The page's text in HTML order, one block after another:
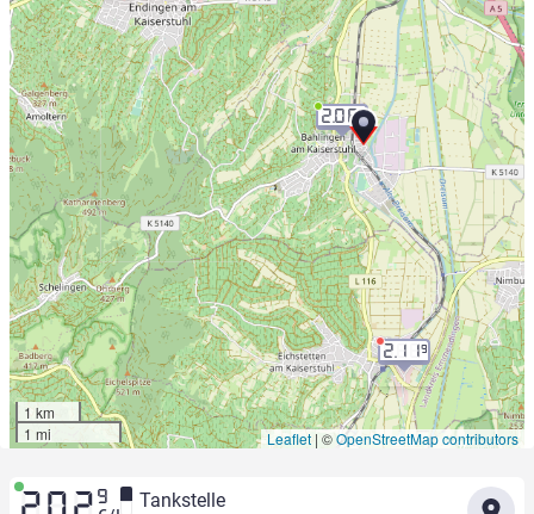
2.119
2.069
1 km
1 mi
Leaflet | ©OpenStreetMap contributors
2.02 9 Tankstelle